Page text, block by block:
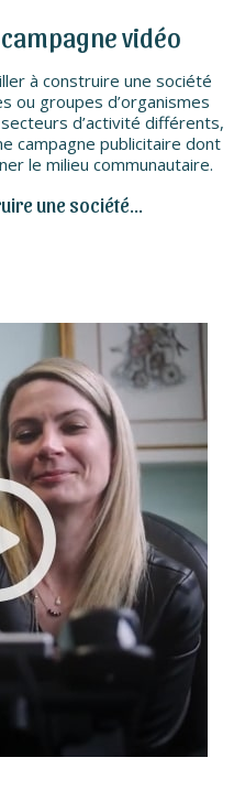
vidéo
à construire une société
ou groupes d’organismes
d’activité différents,
campagne publicitaire dont
le milieu communautaire.
une société…